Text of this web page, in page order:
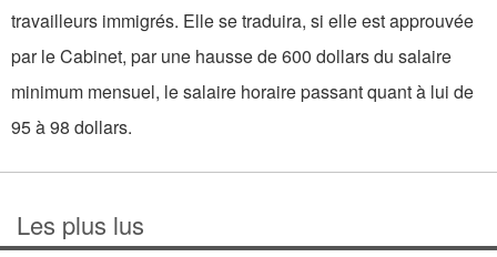
travailleurs immigrés. Elle se traduira, si elle est approuvée
par le Cabinet, par une hausse de 600 dollars du salaire
minimum mensuel, le salaire horaire passant quant à lui de
95 à 98 dollars.
Les plus lus